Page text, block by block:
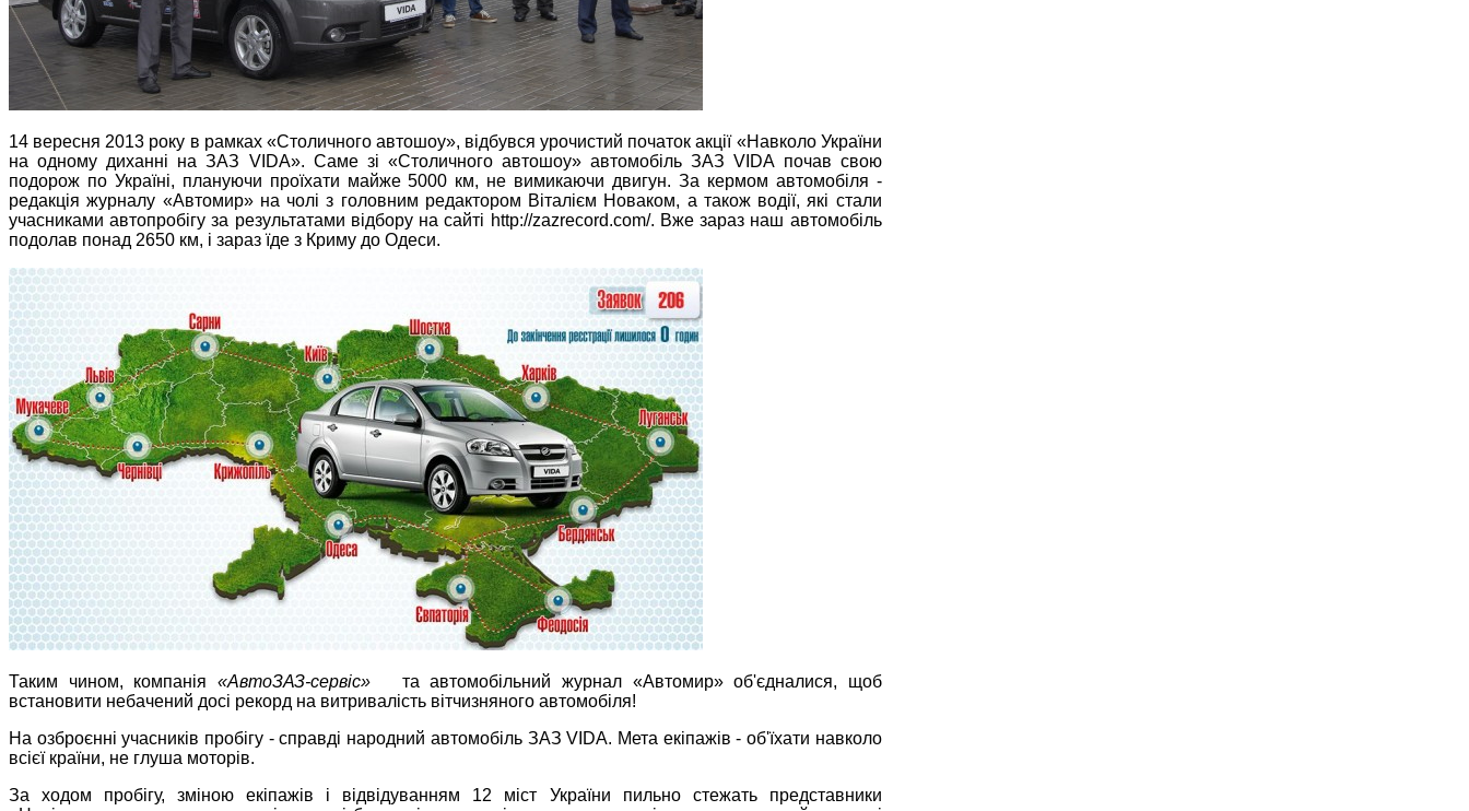
14 вересня 2013 року в рамках «Столичного автошоу», відбувся урочистий початок акції «Навколо України
на одному диханні на ЗАЗ VIDA». Саме зі «Столичного автошоу» автомобіль ЗАЗ VIDA почав свою
подорож по Україні, плануючи проїхати майже 5000 км, не вимикаючи двигун. За кермом автомобіля -
редакція журналу «Автомир» на чолі з головним редактором Віталієм Новаком, а також водії, які стали
учасниками автопробігу за результатами відбору на сайті http://zazrecord.com/. Вже зараз наш автомобіль
подолав понад 2650 км, і зараз їде з Криму до Одеси.
Таким чином, компанія «АвтоЗАЗ-сервіс»та автомобільний журнал «Автомир» об'єдналися, щоб
встановити небачений досі рекорд на витривалість вітчизняного автомобіля!
На озброєнні учасників пробігу - справді народний автомобіль ЗАЗ VIDA. Мета екіпажів - об'їхати навколо
всієї країни, не глуша моторів.
За ходом пробігу, зміною екіпажів і відвідуванням 12 міст України пильно стежать представники